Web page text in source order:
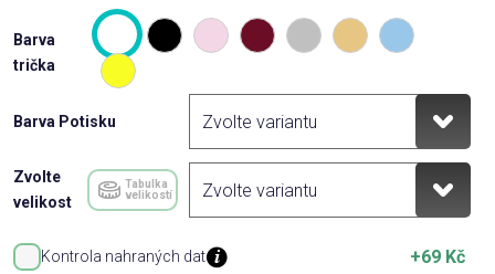
Barva
trička
Barva Potisku
Zvolte
velikost
Tabulka
velikostí
Kontrola nahraných dat +69 Kč